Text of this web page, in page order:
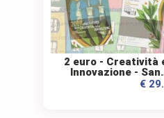
2 euro - Creatività
Innovazione - San
Marino - 2009 -€